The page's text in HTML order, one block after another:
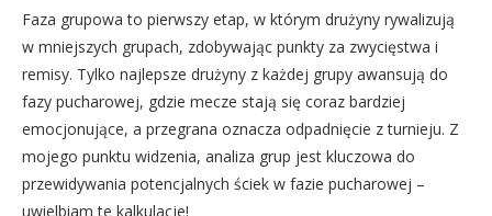
Faza grupowa to pierwszy etap, w którym drużyny rywalizują
w mniejszych grupach, zdobywając punkty za zwycięstwa i
remisy. Tylko najlepsze drużyny z każdej grupy awansują do
fazy pucharowej, gdzie mecze stają się coraz bardziej
emocjonujące, a przegrana oznacza odpadnięcie z turnieju. Z
mojego punktu widzenia, analiza grup jest kluczowa do
przewidywania potencjalnych ściek w fazie pucharowej –
uwielbiam te kalkulacje!